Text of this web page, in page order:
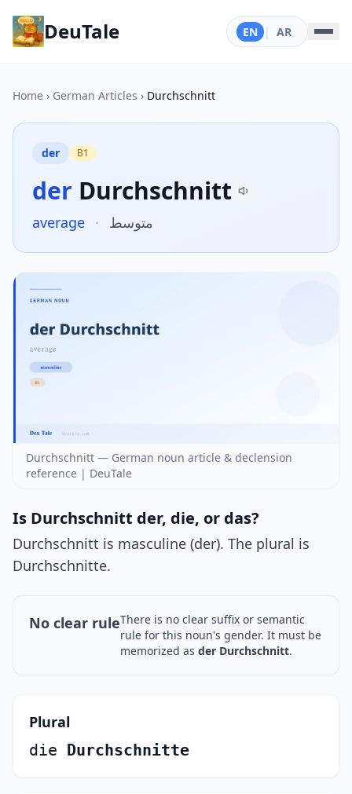
DeuTale EN | AR
Home › German Articles › Durchschnitt
der B1
der Durchschnitt
average · متوسط
Durchschnitt — German noun article & declension
reference | DeuTale
Is Durchschnitt der, die, or das?
Durchschnitt is masculine (der). The plural is
Durchschnitte.
No clear ruleThere is no clear suffix or semantic
rule for this noun's gender. It must be
memorized as der Durchschnitt.
Plural
die Durchschnitte